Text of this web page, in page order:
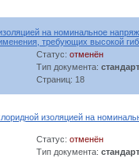
на номинальное
требующих высокой
Статус: отменён
Тип документа: стандарт
Страниц: 18
изоляцией на
Статус: отменён
Тип документа: стандарт